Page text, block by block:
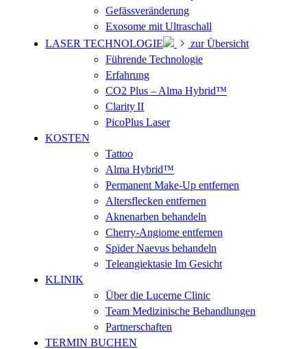
Gefässveränderung
Exosome mit Ultraschall
LASER TECHNOLOGIE
zur Übersicht
Führende Technologie
Erfahrung
CO2 Plus – Alma Hybrid™
Clarity II
PicoPlus Laser
KOSTEN
Tattoo
Alma Hybrid™
Permanent Make-Up entfernen
Altersflecken entfernen
Aknenarben behandeln
Cherry-Angiome entfernen
Spider Naevus behandeln
Teleangiektasie Im Gesicht
KLINIK
Über die Lucerne Clinic
Team Medizinische Behandlungen
Partnerschaften
TERMIN BUCHEN